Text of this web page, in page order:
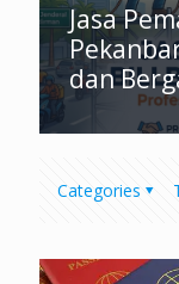
Jasa
dan
Categories